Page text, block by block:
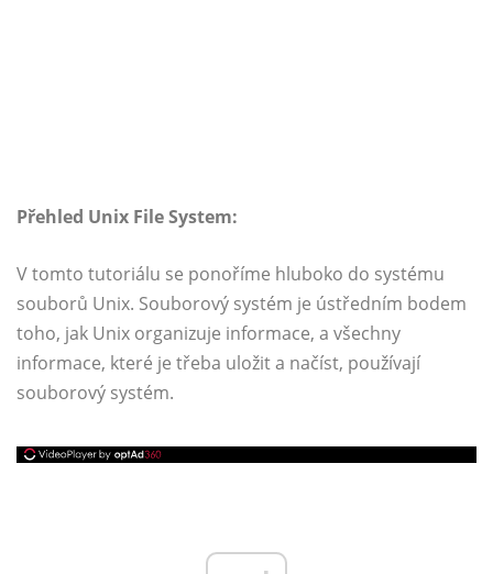
Přehled Unix File System:
V tomto tutoriálu se ponoříme hluboko do systému
souborů Unix. Souborový systém je ústředním bodem
toho, jak Unix organizuje informace, a všechny
informace, které je třeba uložit a načíst, používají
souborový systém.